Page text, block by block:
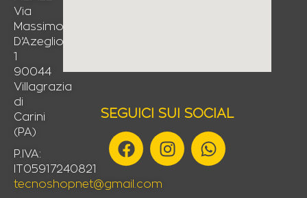
Via
Massimo
D’Azeglio,
1
90044
Villagrazia
di
Carini
(PA)
P.IVA:
IT05917240821
tecnoshopnet@gmail.com
SEGUICI SUI SOCIAL
F
a
e
I
n
W
h